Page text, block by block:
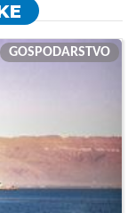
GOSPODARSTVO